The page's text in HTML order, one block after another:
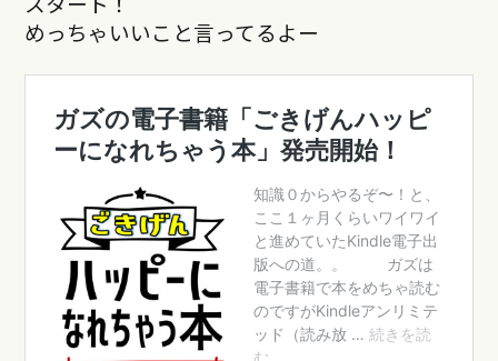
めっちゃいいこと言ってるよー